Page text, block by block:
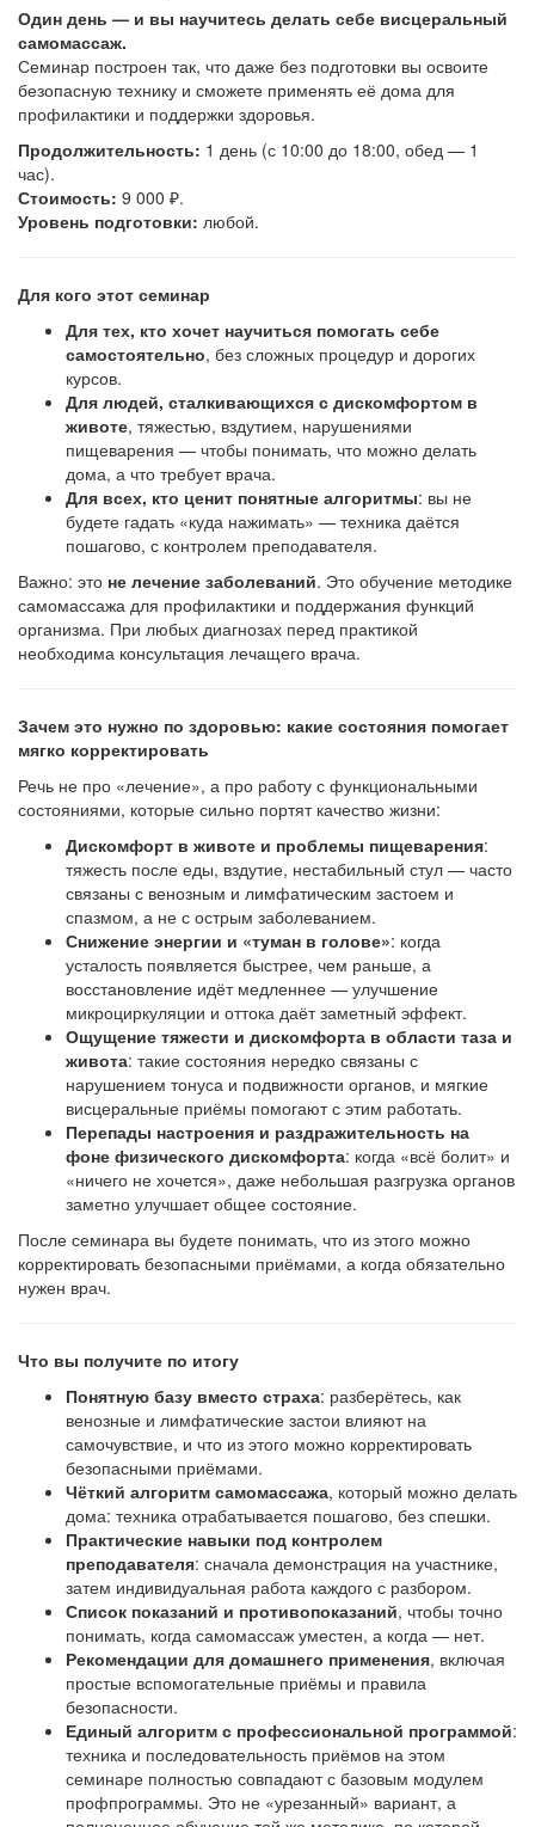
Один день — и вы научитесь делать себе висцеральный
самомассаж.
Семинар построен так, что даже без подготовки вы освоите
безопасную технику и сможете применять её дома для
профилактики и поддержки здоровья.
Продолжительность: 1 день (с 10:00 до 18:00, обед — 1
час).
Стоимость: 9 000 ₽.
Уровень подготовки: любой.
Для кого этот семинар
Для тех, кто хочет научиться помогать себе
самостоятельно, без сложных процедур и дорогих
курсов.
Для людей, сталкивающихся с дискомфортом в
животе, тяжестью, вздутием, нарушениями
пищеварения — чтобы понимать, что можно делать
дома, а что требует врача.
Для всех, кто ценит понятные алгоритмы: вы не
будете гадать «куда нажимать» — техника даётся
пошагово, с контролем преподавателя.
Важно: это не лечение заболеваний. Это обучение методике
самомассажа для профилактики и поддержания функций
организма. При любых диагнозах перед практикой
необходима консультация лечащего врача.
Зачем это нужно по здоровью: какие состояния помогает
мягко корректировать
Речь не про «лечение», а про работу с функциональными
состояниями, которые сильно портят качество жизни:
Дискомфорт в животе и проблемы пищеварения:
тяжесть после еды, вздутие, нестабильный стул — часто
связаны с венозным и лимфатическим застоем и
спазмом, а не с острым заболеванием.
Снижение энергии и «туман в голове»: когда
усталость появляется быстрее, чем раньше, а
восстановление идёт медленнее — улучшение
микроциркуляции и оттока даёт заметный эффект.
Ощущение тяжести и дискомфорта в области таза и
живота: такие состояния нередко связаны с
нарушением тонуса и подвижности органов, и мягкие
висцеральные приёмы помогают с этим работать.
Перепады настроения и раздражительность на
фоне физического дискомфорта: когда «всё болит» и
«ничего не хочется», даже небольшая разгрузка органов
заметно улучшает общее состояние.
После семинара вы будете понимать, что из этого можно
корректировать безопасными приёмами, а когда обязательно
нужен врач.
Что вы получите по итогу
Понятную базу вместо страха: разберётесь, как
венозные и лимфатические застои влияют на
самочувствие, и что из этого можно корректировать
безопасными приёмами.
Чёткий алгоритм самомассажа, который можно делать
дома: техника отрабатывается пошагово, без спешки.
Практические навыки под контролем
преподавателя: сначала демонстрация на участнике,
затем индивидуальная работа каждого с разбором.
Список показаний и противопоказаний, чтобы точно
понимать, когда самомассаж уместен, а когда — нет.
Рекомендации для домашнего применения, включая
простые вспомогательные приёмы и правила
безопасности.
Единый алгоритм с профессиональной программой:
техника и последовательность приёмов на этом
семинаре полностью совпадают с базовым модулем
профпрограммы. Это не «урезанный» вариант, а